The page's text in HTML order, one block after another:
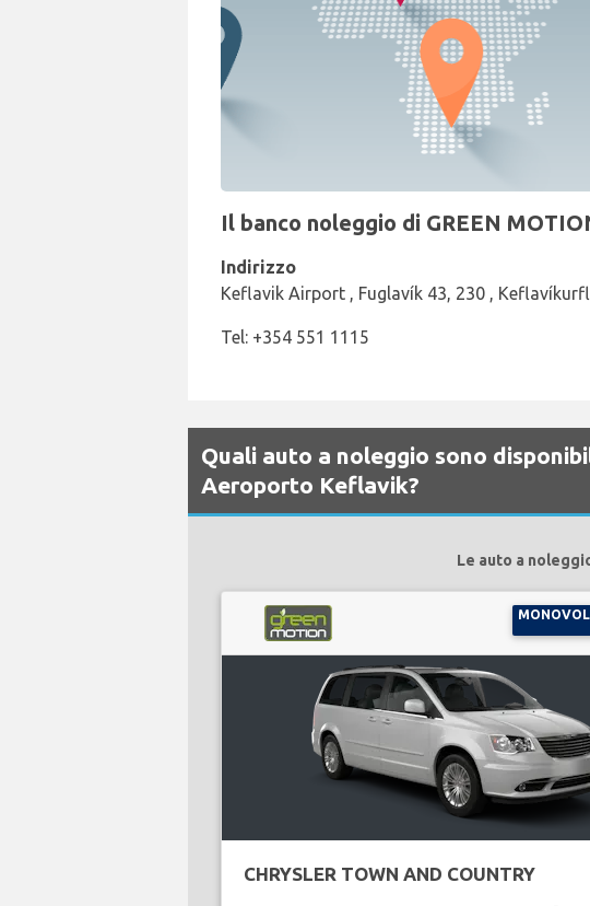
Il banco noleggio di GREEN
Indirizzo
Keflavik Airport , Fuglavík 43, 230 ,
Tel: +354 551 1115
Quali auto a noleggio sono
Aeroporto Keflavik?
Le auto a
CHRYSLER TOWN AND COUNTRY